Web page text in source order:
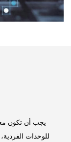
يجب أن تكون
للوحدات